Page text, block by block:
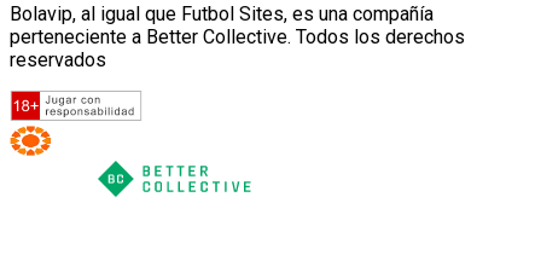
Bolavip, al igual que Futbol Sites, es una compañía
perteneciente a Better Collective. Todos los derechos
reservados